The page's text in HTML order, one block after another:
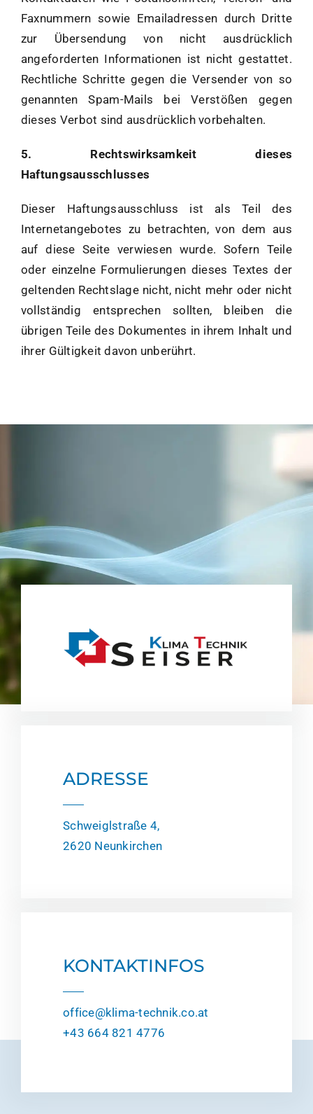
Faxnummern sowie Emailadressen durch Dritte
zur Übersendung von nicht ausdrücklich
angeforderten Informationen ist nicht gestattet.
Rechtliche Schritte gegen die Versender von so
genannten Spam-Mails bei Verstößen gegen
dieses Verbot sind ausdrücklich vorbehalten.
5. Rechtswirksamkeit dieses
Haftungsausschlusses
Dieser Haftungsausschluss ist als Teil des
Internetangebotes zu betrachten, von dem aus
auf diese Seite verwiesen wurde. Sofern Teile
oder einzelne Formulierungen dieses Textes der
geltenden Rechtslage nicht, nicht mehr oder nicht
vollständig entsprechen sollten, bleiben die
übrigen Teile des Dokumentes in ihrem Inhalt und
ihrer Gültigkeit davon unberührt.
ADRESSE
Schweiglstraße 4,
2620 Neunkirchen
KONTAKTINFOS
office@klima-technik.co.at
+43 664 821 4776